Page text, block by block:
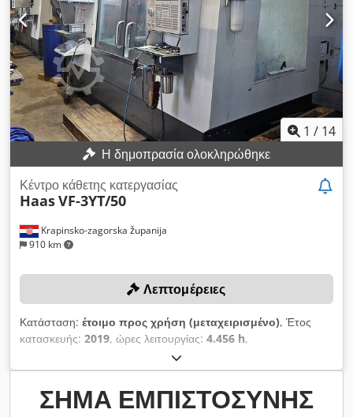
1 / 14
Η δημοπρασία ολοκληρώθηκε
Krapinsko-zagorska županija
910 km
Κέντρο κάθετης κατεργασίας
HaasVF-3YT/50
Λεπτομέρειες
Κατάσταση: έτοιμο προς χρήση (μεταχειρισμένο), Έτος
κατασκευής: 2019, ώρες λειτουργίας: 4.456 h,
πλήρως λειτουργικό
οχήματος:1163744, διαδρομή άξονα Χ:1.016 χιλ., διαδρομή
άξονα Y: 660 χιλ. , διαδρομή άξονα Z:635 χιλ., μέγιστο βάρος
τεμαχίου:1.814 κιλ , μέγιστη ταχύτητα ατράκτου: 10.000 στρ./
ΣΉΜΑ ΕΜΠΙΣΤΟΣΎΝΗΣ